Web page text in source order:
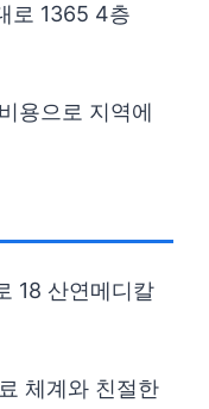
로 1365 4층
용으로 지역에
18 산연메디칼
체계와 친절한